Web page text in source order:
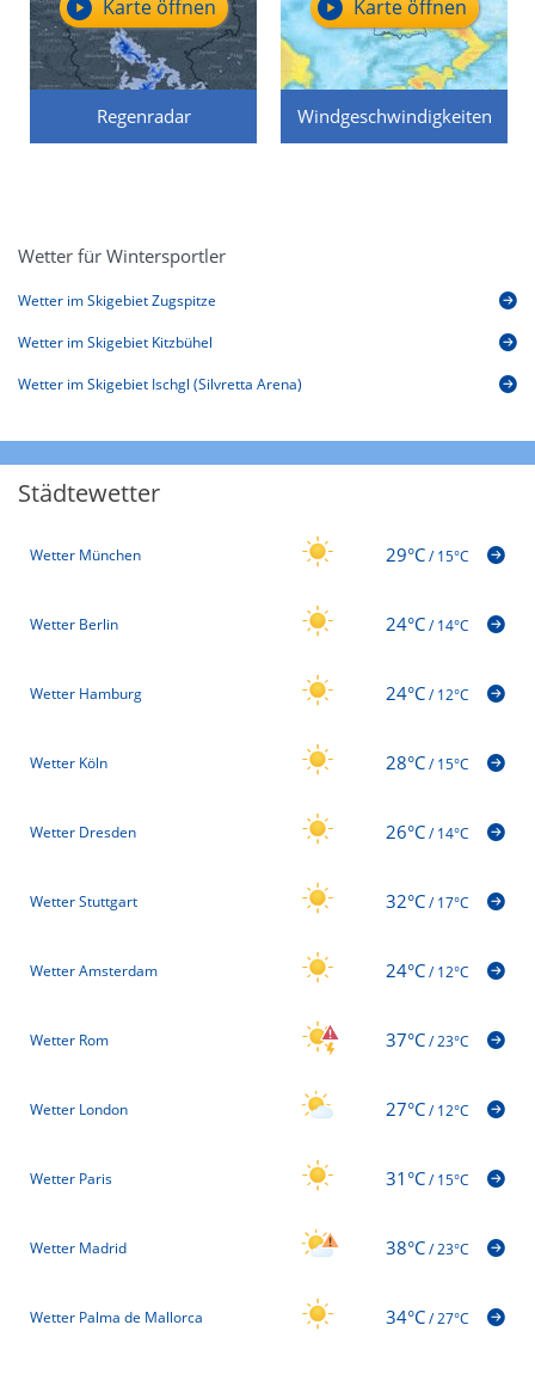
Regenradar
Karte öffnen
Windgeschwindigkeiten
Karte öffnen
Wetter für Wintersportler
Wetter im Skigebiet Zugspitze
Wetter im Skigebiet Kitzbühel
Wetter im Skigebiet Ischgl (Silvretta Arena)
Städtewetter
Wetter München 29°C/15°C
Wetter Berlin 24°C/14°C
Wetter Hamburg 24°C/12°C
Wetter Köln 28°C/15°C
Wetter Dresden 26°C/14°C
Wetter Stuttgart 32°C/17°C
Wetter Amsterdam 24°C/12°C
Wetter Rom 37°C/23°C
Wetter London 27°C/12°C
Wetter Paris 31°C/15°C
Wetter Madrid 38°C/23°C
Wetter Palma de Mallorca 34°C/27°C